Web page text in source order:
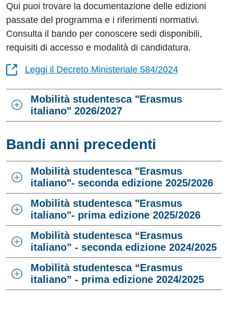
Qui puoi trovare la documentazione delle edizioni
passate del programma e i riferimenti normativi.
Consulta il bando per conoscere sedi disponibili,
requisiti di accesso e modalità di candidatura.
Leggi il Decreto Ministeriale 584/2024
Mobilità studentesca "Erasmus
italiano" 2026/2027
Bandi anni precedenti
Mobilità studentesca "Erasmus
italiano"- seconda edizione 2025/2026
Mobilità studentesca "Erasmus
italiano"- prima edizione 2025/2026
Mobilità studentesca “Erasmus
italiano” - seconda edizione 2024/2025
Mobilità studentesca “Erasmus
italiano” - prima edizione 2024/2025